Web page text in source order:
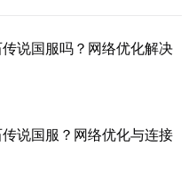
说国服吗？网络优化解决
说国服？网络优化与连接